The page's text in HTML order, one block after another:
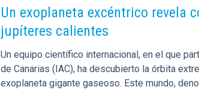
Un exoplaneta excéntrico revela
jupíteres calientes
Un equipo científico internacional, en el que
de Canarias (IAC), ha descubierto la órbita
exoplaneta gigante gaseoso. Este mundo,